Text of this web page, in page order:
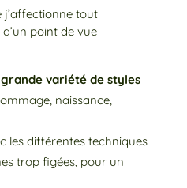
j’affectionne tout
point de vue
grande variété de styles
naissance,
les différentes techniques
trop figées, pour un